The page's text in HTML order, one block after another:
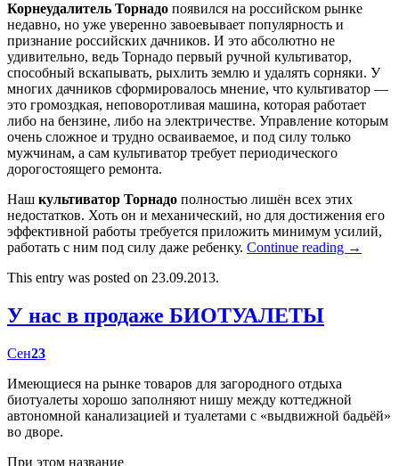
Корнеудалитель Торнадо появился на российском рынке
недавно, но уже уверенно завоевывает популярность и
признание российских дачников. И это абсолютно не
удивительно, ведь Торнадо первый ручной культиватор,
способный вскапывать, рыхлить землю и удалять сорняки. У
многих дачников сформировалось мнение, что культиватор —
это громоздкая, неповоротливая машина, которая работает
либо на бензине, либо на электричестве. Управление которым
очень сложное и трудно осваиваемое, и под силу только
мужчинам, а сам культиватор требует периодического
дорогостоящего ремонта.
Наш культиватор Торнадо полностью лишён всех этих
недостатков. Хоть он и механический, но для достижения его
эффективной работы требуется приложить минимум усилий,
работать с ним под силу даже ребенку. Continue reading →
This entry was posted on 23.09.2013.
У нас в продаже БИОТУАЛЕТЫ
Сен23
Имеющиеся на рынке товаров для загородного отдыха
биотуалеты хорошо заполняют нишу между коттеджной
автономной канализацией и туалетами с «выдвижной бадьёй»
во дворе.
При этом название